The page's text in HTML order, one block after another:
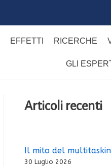
EFFETTI RICERCHE
GLI
Articoli recenti
Il mito del
30 Luglio 2026